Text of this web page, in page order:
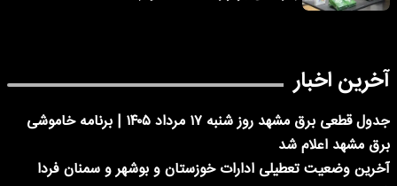
آخرین اخبار
جدول قطعی برق مشهد روز شنبه ۱۷ مرداد ۱۴۰۵ | برنامه خاموشی
برق مشهد اعلام شد
آخرین وضعیت تعطیلی ادارات خوزستان و بوشهر و سمنان فردا